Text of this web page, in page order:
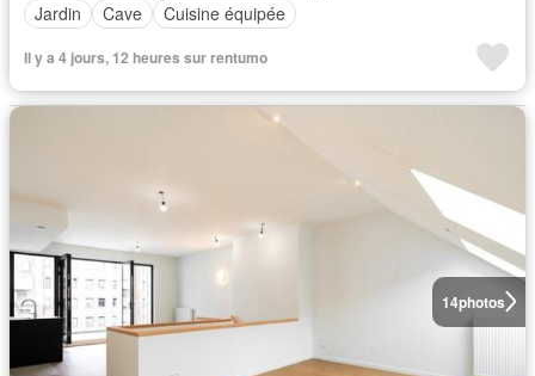
Jardin
Cave Cuisine équipée
Il y a 4 jours, 12 heures sur rentumo
14photos